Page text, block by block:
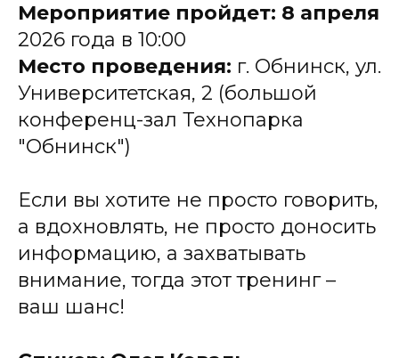
Мероприятие пройдет: 8 апреля
2026 года в 10:00
Место проведения: г. Обнинск, ул.
Университетская, 2 (большой
конференц-зал Технопарка
"Обнинск")
Если вы хотите не просто говорить,
а вдохновлять, не просто доносить
информацию, а захватывать
внимание, тогда этот тренинг –
ваш шанс!